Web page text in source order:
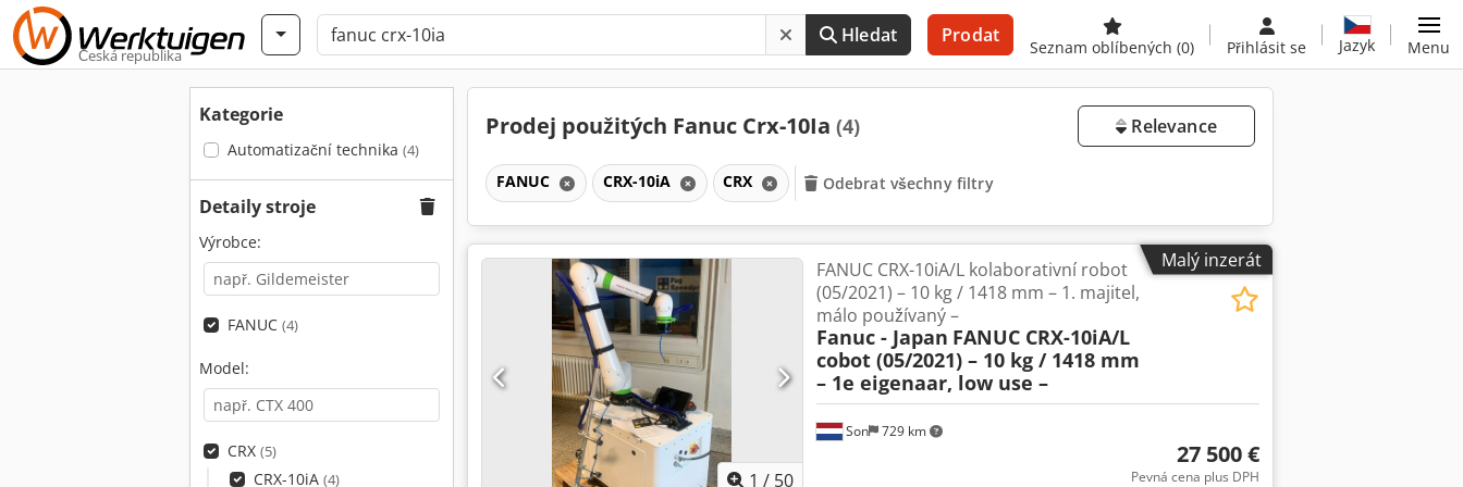
Česká republika
Hledat Prodat
Seznam oblíbených (0) Přihlásit se Jazyk Menu
Kategorie
Automatizační technika (4)
Detaily stroje
Výrobce:
FANUC (4)
Model:
CRX (5)
CRX-10iA (4)
Prodej použitých Fanuc Crx-10Ia (4) Relevance
FANUC CRX-10iA CRX Odebrat všechny filtry
Malý inzerát
1 / 50
Son 729 km
FANUC CRX-10iA/L kolaborativní robot
(05/2021) – 10 kg / 1418 mm – 1. majitel,
málo používaný –
Fanuc - Japan FANUC CRX-10iA/L
cobot (05/2021) – 10 kg / 1418 mm
– 1e eigenaar, low use –
27 500 €
Pevná cena plus DPH